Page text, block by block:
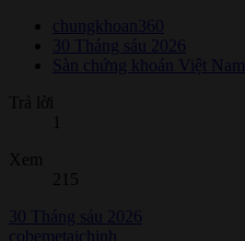
chungkhoan360
30 Tháng sáu 2026
Sàn chứng khoán Việt Nam
Trả lời
Xem
215
30 Tháng sáu 2026
cobemetaichinh